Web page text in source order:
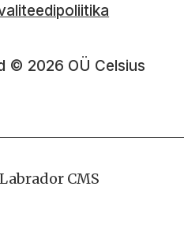
© 2026 OÜ Celsius
CMS